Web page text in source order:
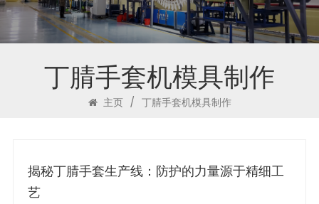
丁腈手套机模具制作
主页 / 丁腈手套机模具制作
揭秘丁腈手套生产线：防护的力量源于精细工
艺